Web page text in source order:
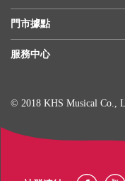
門市據點
服務中心
© 2018 KHS Musical Co.,